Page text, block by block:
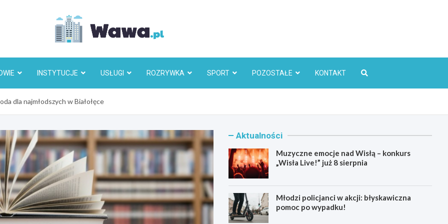
INSTYTUCJE USŁUGI ROZRYWKA SPORT POZOSTAŁE KONTAKT
dla najmłodszych w Białołęce
Aktualności
Muzyczne emocje nad Wisłą – konkurs
„Wisła Live!” już 8 sierpnia
Młodzi policjanci w akcji: błyskawiczna
pomoc po wypadku!